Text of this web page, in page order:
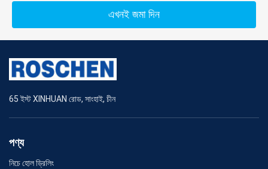
এখনই জমা দিন
65 ইস্ট XINHUAN রোড, সাংহাই, চীন
পণ্য
নিচে হোল ড্রিলিং